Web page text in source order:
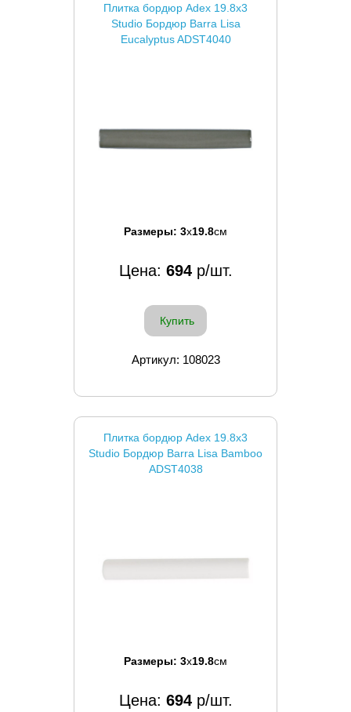
Плитка бордюр Adex 19.8x3
Studio Бордюр Barra Lisa
Eucalyptus ADST4040
Размеры: 3x19.8см
Цена: 694р/шт.
Купить
Артикул: 108023
Плитка бордюр Adex 19.8x3
Studio Бордюр Barra Lisa Bamboo
ADST4038
Размеры: 3x19.8см
Цена: 694р/шт.